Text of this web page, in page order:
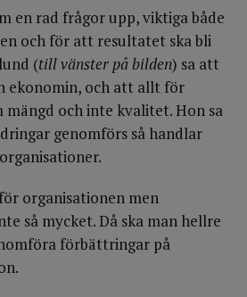
en rad frågor upp, viktiga både
och för att resultatet ska bli
(till vänster på bilden) sa att
ekonomin, och att allt för
och inte kvalitet. Hon sa
genomförs så handlar
organisationen men
så mycket. Då ska man hellre
förbättringar på